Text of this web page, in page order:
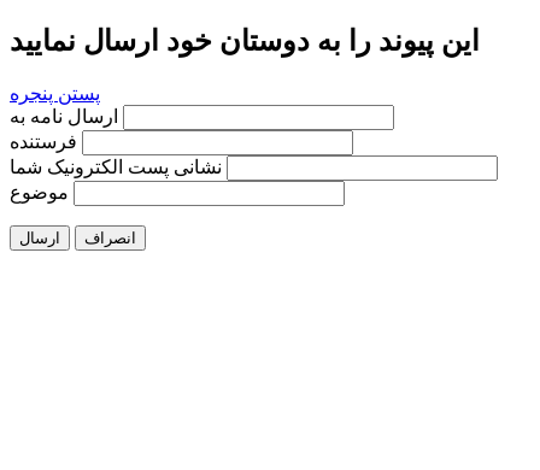
این پیوند را به دوستان خود ارسال نمایید
پستن پنجره
فرستنده
نشانی پست الکترونیک شما
موضوع
ارسال انصراف